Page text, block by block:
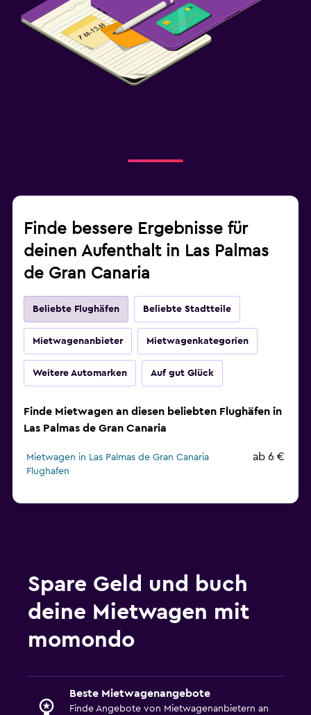
Finde bessere Ergebnisse für
deinen Aufenthalt in Las Palmas
de Gran Canaria
Beliebte Flughäfen Beliebte Stadtteile
Mietwagenanbieter Mietwagenkategorien
Weitere Automarken Auf gut Glück
Finde Mietwagen an diesen beliebten Flughäfen in
Las Palmas de Gran Canaria
Mietwagen in Las Palmas de Gran Canaria
Flughafen
ab 6 €
Spare Geld und buch
deine Mietwagen mit
momondo
Beste Mietwagenangebote
Finde Angebote von Mietwagenanbietern an